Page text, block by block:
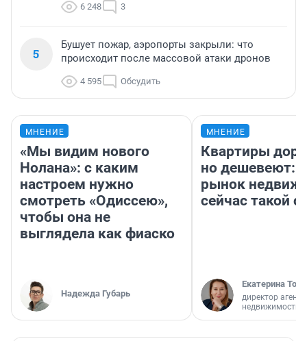
6 248 3
5
Бушует пожар, аэропорты закрыли: что
происходит после массовой атаки дронов
4 595 Обсудить
МНЕНИЕ
«Мы видим нового
Нолана»: с каким
настроем нужно
смотреть «Одиссею»,
чтобы она не
выглядела как фиаско
Надежда Губарь
МНЕНИЕ
Квартиры
но дешевеют:
рынок
сейчас такой
Екатерина
директор
недвижимости